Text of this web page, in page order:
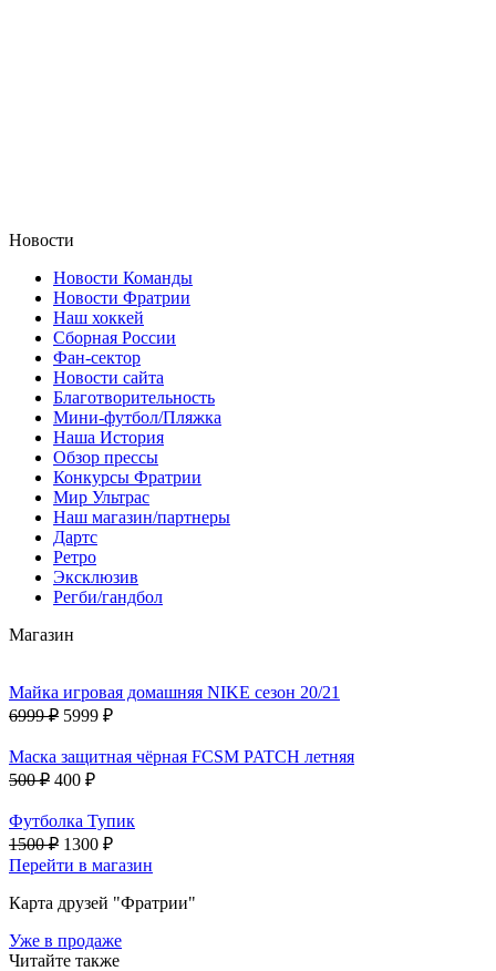
Новости
Новости Команды
Новости Фратрии
Наш хоккей
Сборная России
Фан-cектор
Новости сайта
Благотворительность
Мини-футбол/Пляжка
Наша История
Обзор прессы
Конкурсы Фратрии
Мир Ультрас
Наш магазин/партнеры
Дартс
Ретро
Эксклюзив
Регби/гандбол
Магазин
Майка игровая домашняя NIKE сезон 20/21
6999 ₽ 5999 ₽
Маска защитная чёрная FCSM PATCH летняя
500 ₽ 400 ₽
Футболка Тупик
1500 ₽ 1300 ₽
Перейти в магазин
Карта друзей "Фратрии"
Уже в продаже
Читайте также